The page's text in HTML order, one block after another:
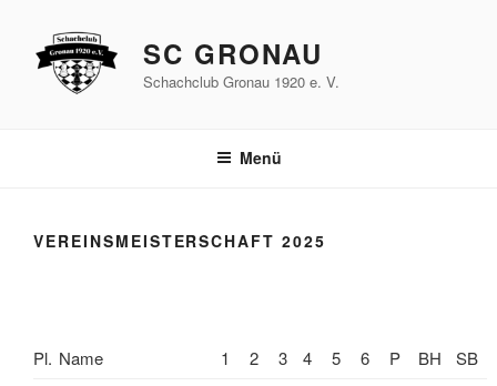
springen
SC GRONAU
Schachclub Gronau 1920 e. V.
Menü
VEREINSMEISTERSCHAFT 2025
Pl. Name 1 2 3 4 5 6 P BH
SB